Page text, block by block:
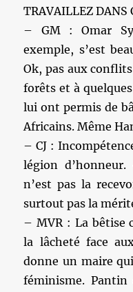
TRAVAILLEZ DANS
– GM : Omar
exemple, s’est
Ok, pas aux
forêts et à
lui ont permis de
Africains. Même
– CJ :
légion
n’est pas la
surtout pas la
– MVR : La bêtise
la lâcheté face
donne un maire
féminisme.